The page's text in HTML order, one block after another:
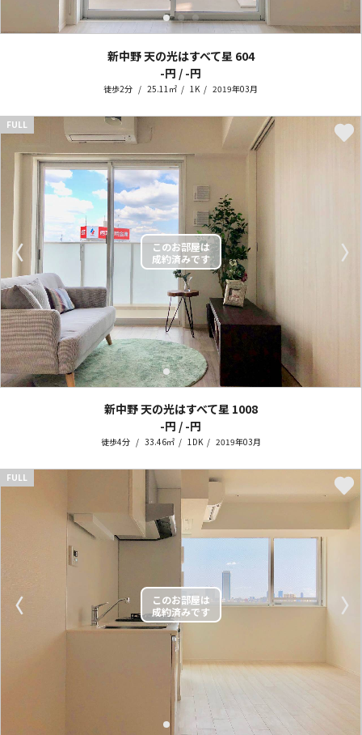
新中野 天の光はすべて星 604
-円 / -円
徒歩2分 25.11㎡ 1K 2019年03月
〈 〉
FULL
新中野 天の光はすべて星 1008
-円 / -円
徒歩4分 33.46㎡ 1DK 2019年03月
〈 〉
FULL